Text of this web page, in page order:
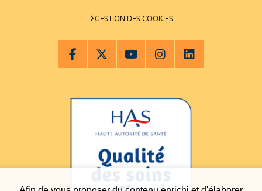
GESTION DES COOKIES